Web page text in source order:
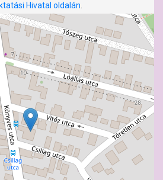
Hivatal oldalán